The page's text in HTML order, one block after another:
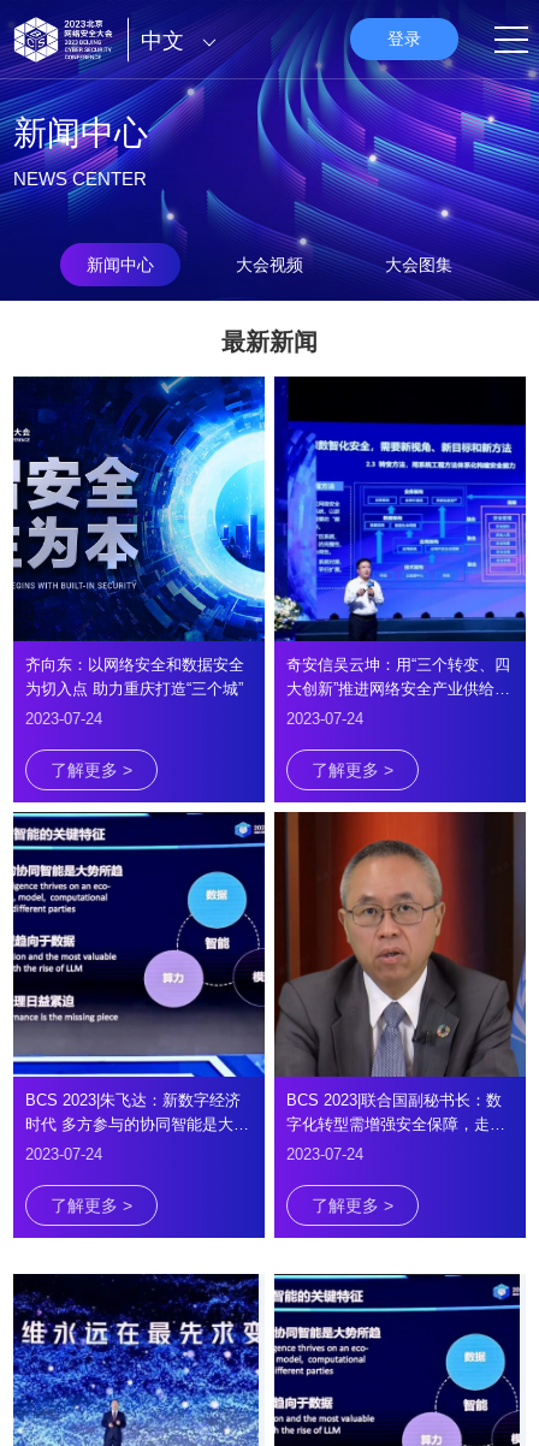
中文 登录
新闻中心
NEWS CENTER
新闻中心 大会视频 大会图集
最新新闻
齐向东：以网络安全和数据安全
为切入点 助力重庆打造“三个城”
2023-07-24
了解更多 >
奇安信吴云坤：用“三个转变、四
大创新”推进网络安全产业供给侧
变革
2023-07-24
了解更多 >
BCS 2023|朱飞达：新数字经济
时代 多方参与的协同智能是大势
所趋
2023-07-24
了解更多 >
BCS 2023|联合国副秘书长：数
字化转型需增强安全保障，走更
全面道路
2023-07-24
了解更多 >